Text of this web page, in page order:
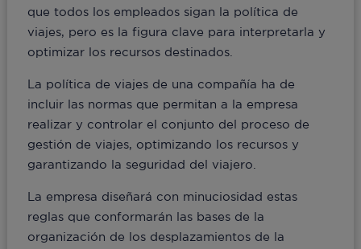
que todos los empleados sigan la política de
viajes, pero es la figura clave para interpretarla y
optimizar los recursos destinados.
La política de viajes de una compañía ha de
incluir las normas que permitan a la empresa
realizar y controlar el conjunto del proceso de
gestión de viajes, optimizando los recursos y
garantizando la seguridad del viajero.
La empresa diseñará con minuciosidad estas
reglas que conformarán las bases de la
organización de los desplazamientos de la